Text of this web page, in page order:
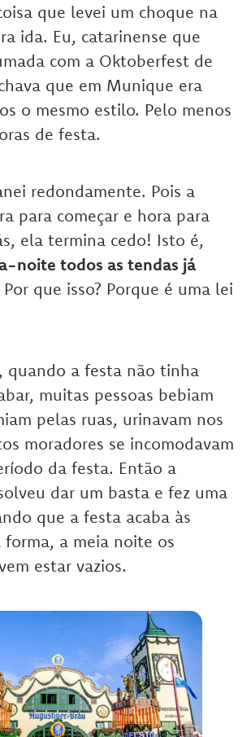
que levei um choque na
ida. Eu, catarinense que
com a Oktoberfest de
que em Munique era
o mesmo estilo. Pelo menos
de festa.
redondamente. Pois a
para começar e hora para
ela termina cedo! Isto é,
noite todos as tendas já
Por que isso? Porque é uma lei
quando a festa não tinha
muitas pessoas bebiam
pelas ruas, urinavam nos
moradores se incomodavam
da festa. Então a
dar um basta e fez uma
que a festa acaba às
forma, a meia noite os
estar vazios.